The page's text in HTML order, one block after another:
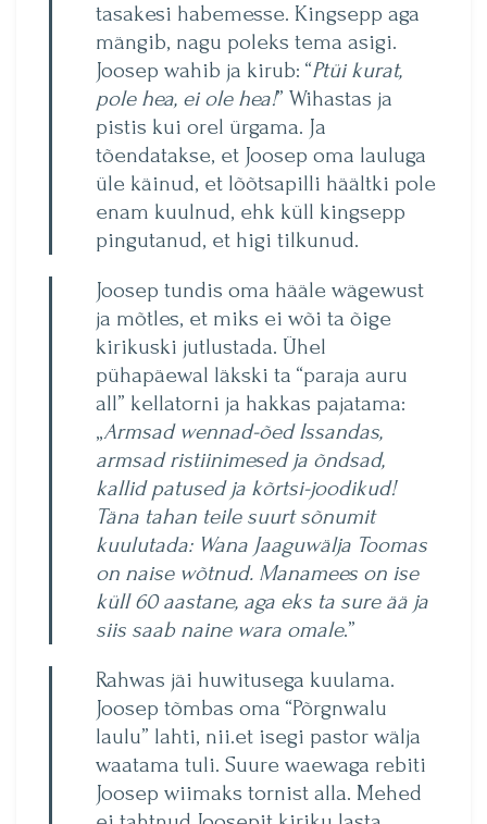
tasakesi habemesse. Kingsepp aga
mängib, nagu poleks tema asigi.
Joosep wahib ja kirub: “Ptüi kurat,
pole hea, ei ole hea!” Wihastas ja
pistis kui orel ürgama. Ja
tõendatakse, et Joosep oma lauluga
üle käinud, et lõõtsapilli häältki pole
enam kuulnud, ehk küll kingsepp
pingutanud, et higi tilkunud.
Joosep tundis oma hääle wägewust
ja mõtles, et miks ei wõi ta õige
kirikuski jutlustada. Ühel
pühapäewal läkski ta “paraja auru
all” kellatorni ja hakkas pajatama:
„Armsad wennad-õed Issandas,
armsad ristiinimesed ja õndsad,
kallid patused ja kõrtsi-joodikud!
Täna tahan teile suurt sõnumit
kuulutada: Wana Jaaguwälja Toomas
on naise wõtnud. Manamees on ise
küll 60 aastane, aga eks ta sure ää ja
siis saab naine wara omale.”
Rahwas jäi huwitusega kuulama.
Joosep tõmbas oma “Põrgnwalu
laulu” lahti, nii.et isegi pastor wälja
waatama tuli. Suure waewaga rebiti
Joosep wiimaks tornist alla. Mehed